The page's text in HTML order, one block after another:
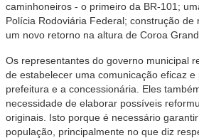
caminhoneiros - o primeiro da BR-101;
Polícia Rodoviária Federal; construção
um novo retorno na altura de Coroa
Os representantes do governo municipal
de estabelecer uma comunicação eficaz e
prefeitura e a concessionária. Eles
necessidade de elaborar possíveis
originais. Isto porque é necessário
população, principalmente no que diz